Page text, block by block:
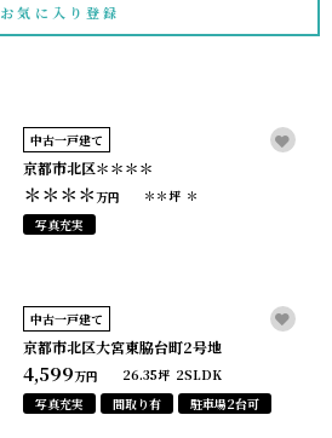
お気に入り登録
中古一戸建て
京都市北区＊＊＊＊
＊＊＊＊万円 ＊＊坪 ＊
写真充実
中古一戸建て
京都市北区大宮東脇台町2号地
4,599万円 26.35坪 2SLDK
写真充実
間取り有 駐車場2台可